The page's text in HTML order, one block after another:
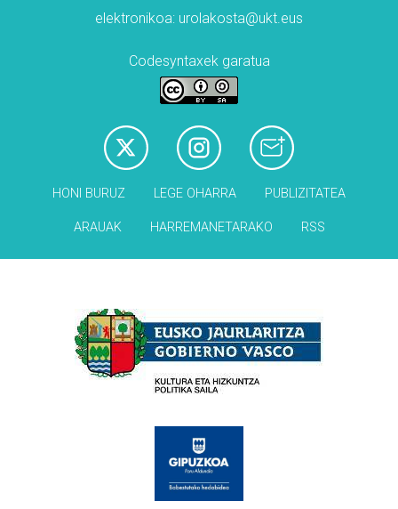
elektronikoa: urolakosta@ukt.eus
Codesyntaxek garatua
HONI BURUZ LEGE OHARRA PUBLIZITATEA
ARAUAK HARREMANETARAKO RSS